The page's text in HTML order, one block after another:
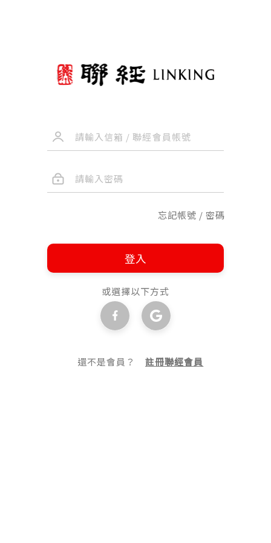
忘記帳號 / 密碼
登入
或選擇以下方式
還不是會員？註冊聯經會員